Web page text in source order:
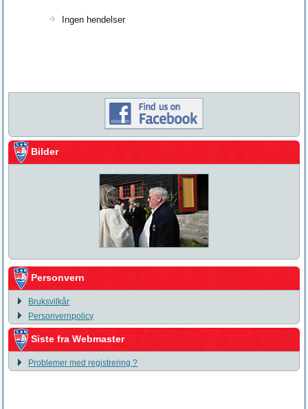
Ingen hendelser
Bilder
Personvern
Bruksvilkår
Personvernpolicy
Siste fra Webmaster
Problemer med registrering ?